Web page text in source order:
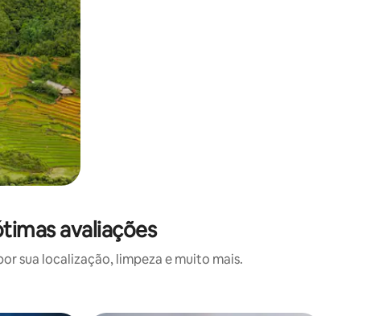
avaliações
sua localização, limpeza e muito mais.